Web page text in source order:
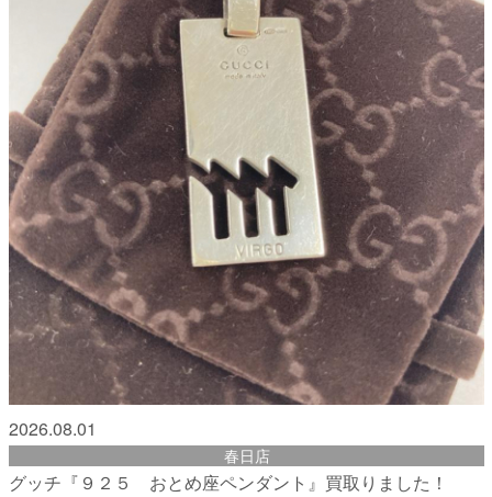
2026.08.01
春日店
グッチ『９２５ おとめ座ペンダント』買取りました！